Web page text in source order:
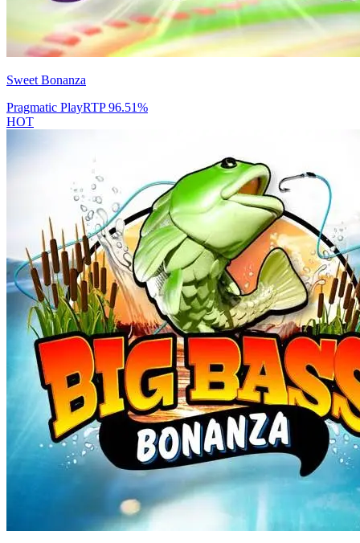
Sweet Bonanza
Pragmatic PlayRTP96.51%
HOT